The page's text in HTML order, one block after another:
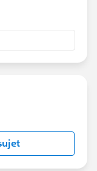
from other
chatter/grou